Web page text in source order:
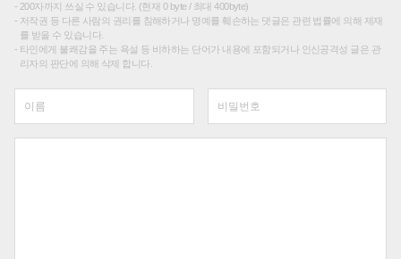
200자까지 쓰실 수 있습니다. (현재 0 byte / 최대 400byte)
저작권 등 다른 사람의 권리를 침해하거나 명예를 훼손하는 댓글은 관련 법률에 의해 제재
를 받을 수 있습니다.
타인에게 불쾌감을 주는 욕설 등 비하하는 단어가 내용에 포함되거나 인신공격성 글은 관
리자의 판단에 의해 삭제 합니다.